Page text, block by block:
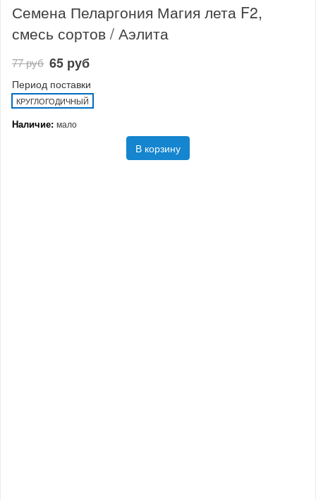
Семена Пеларгония Магия лета F2,
смесь сортов / Аэлита
77 руб 65 руб
Период поставки
КРУГЛОГОДИЧНЫЙ
Наличие: мало
В корзину